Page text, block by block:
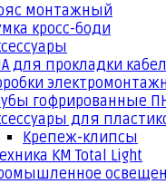
монтажный
кросс-боди
для прокладки
гофрированные
для
Крепеж-клипсы
КМ Total Light